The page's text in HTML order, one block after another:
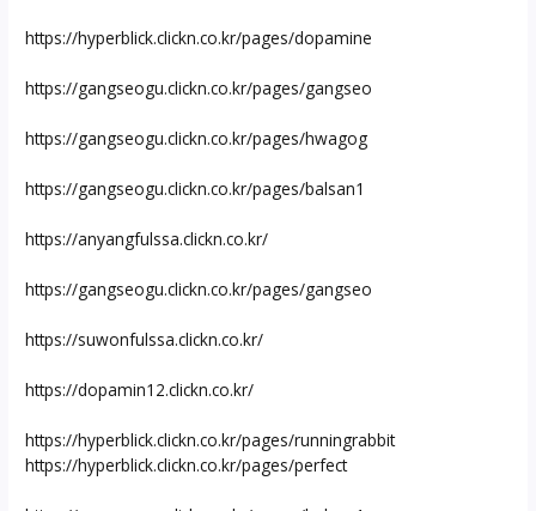
https://hyperblick.clickn.co.kr/pages/dopamine
https://gangseogu.clickn.co.kr/pages/gangseo
https://gangseogu.clickn.co.kr/pages/hwagog
https://gangseogu.clickn.co.kr/pages/balsan1
https://anyangfulssa.clickn.co.kr/
https://gangseogu.clickn.co.kr/pages/gangseo
https://suwonfulssa.clickn.co.kr/
https://dopamin12.clickn.co.kr/
https://hyperblick.clickn.co.kr/pages/runningrabbit
https://hyperblick.clickn.co.kr/pages/perfect